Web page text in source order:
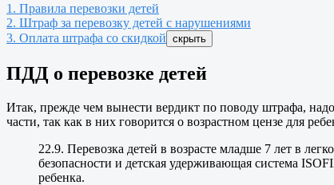
1. Правила перевозки детей
2. Штраф за перевозку детей с нарушениями
3. Оплата штрафа со скидкой скрыть
ПДД о перевозке детей
Итак, прежде чем вынести вердикт по поводу штрафа,
части, так как в них говорится о возрастном цензе для
22.9. Перевозка детей в возрасте младше 7 лет в
безопасности и детская удерживающая система
ребенка.